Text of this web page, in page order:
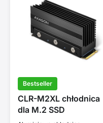
Bestseller
CLR-M2XL chłodnica
dla M.2 SSD